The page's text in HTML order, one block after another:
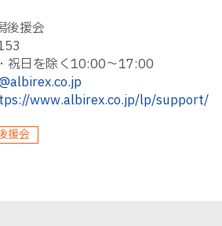
後援会
祝日を除く10:00〜17:00
www.albirex.co.jp/lp/support/
援会